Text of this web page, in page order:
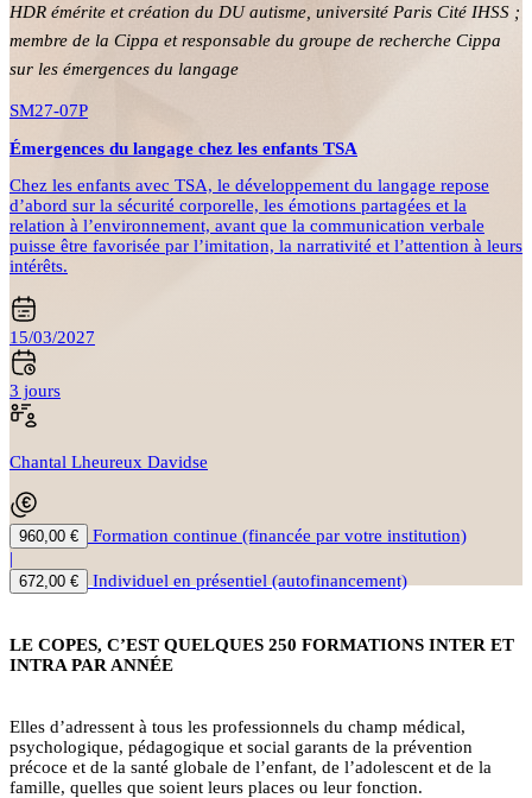
HDR émérite et création du DU autisme, université Paris Cité IHSS ;
membre de la Cippa et responsable du groupe de recherche Cippa
sur les émergences du langage
SM27-07P
Émergences du langage chez les enfants TSA
Chez les enfants avec TSA, le développement du langage repose
d’abord sur la sécurité corporelle, les émotions partagées et la
relation à l’environnement, avant que la communication verbale
puisse être favorisée par l’imitation, la narrativité et l’attention à leurs
intérêts.
15/03/2027
3 jours
Chantal Lheureux Davidse
960,00 €
Formation continue (financée par votre institution)
|
672,00 € Individuel en présentiel (autofinancement)
LE COPES, C’EST QUELQUES 250 FORMATIONS INTER ET
INTRA PAR ANNÉE
Elles d’adressent à tous les professionnels du champ médical,
psychologique, pédagogique et social garants de la prévention
précoce et de la santé globale de l’enfant, de l’adolescent et de la
famille, quelles que soient leurs places ou leur fonction.